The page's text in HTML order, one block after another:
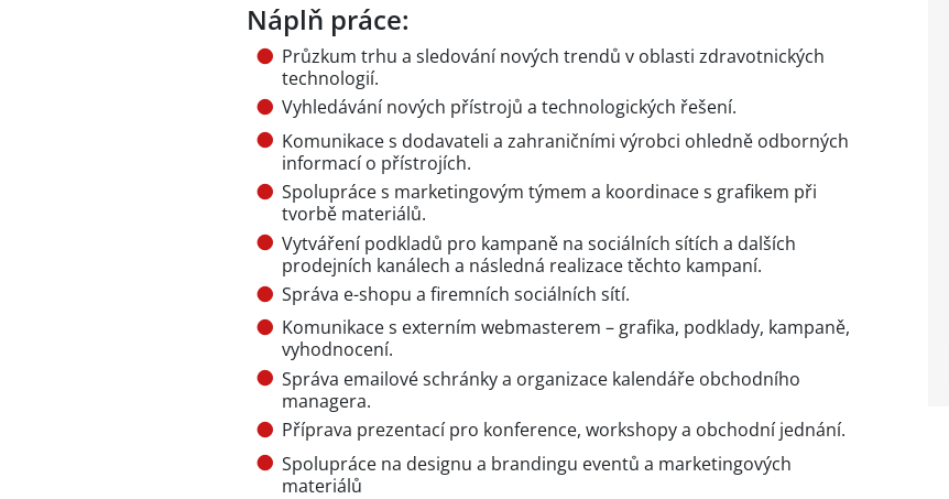
Náplň práce:
Průzkum trhu a sledování nových trendů v oblasti zdravotnických
technologií.
Vyhledávání nových přístrojů a technologických řešení.
Komunikace s dodavateli a zahraničními výrobci ohledně odborných
informací o přístrojích.
Spolupráce s marketingovým týmem a koordinace s grafikem při
tvorbě materiálů.
Vytváření podkladů pro kampaně na sociálních sítích a dalších
prodejních kanálech a následná realizace těchto kampaní.
Správa e-shopu a firemních sociálních sítí.
Komunikace s externím webmasterem – grafika, podklady, kampaně,
vyhodnocení.
Správa emailové schránky a organizace kalendáře obchodního
managera.
Příprava prezentací pro konference, workshopy a obchodní jednání.
Spolupráce na designu a brandingu eventů a marketingových
materiálů